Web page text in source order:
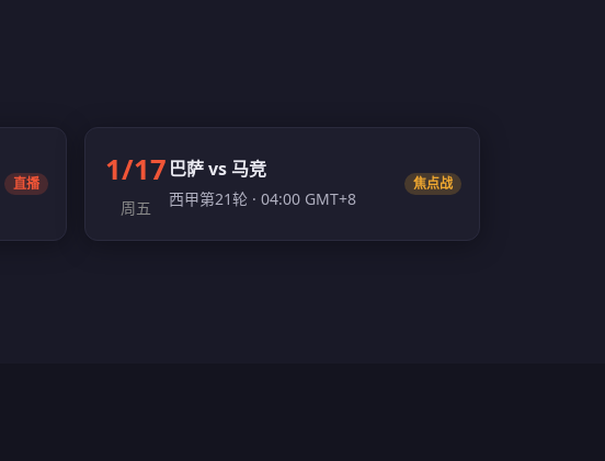
直播 1/17
周五
巴萨 vs 马竞
西甲第21轮 · 04:00 GMT+8
焦点战